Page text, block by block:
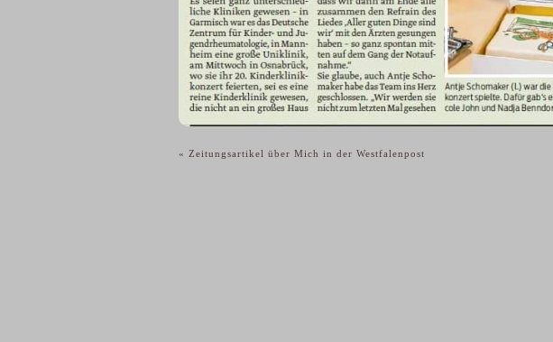
« Zeitungsartikel über Mich in der Westfalenpost